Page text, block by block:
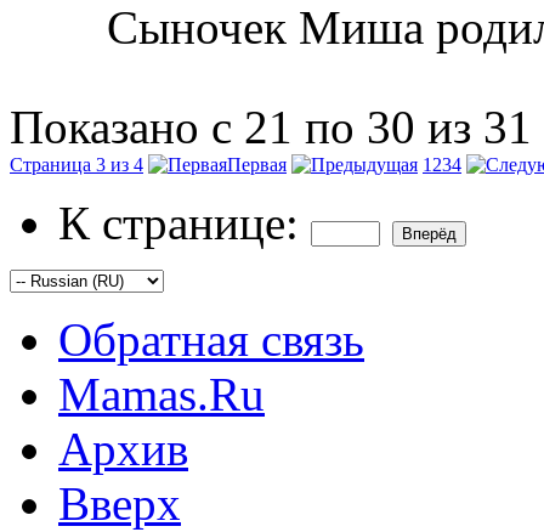
Сыночек Миша
Показано с 21 по 30 из 31
Страница 3 из 4 Первая 1234
К странице:
Обратная связь
Mamas.Ru
Архив
Вверх